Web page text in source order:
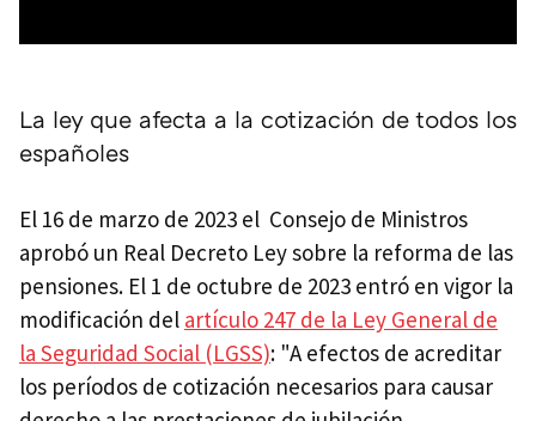
La ley que afecta a la cotización de todos los
españoles
El 16 de marzo de 2023 el Consejo de Ministros
aprobó un Real Decreto Ley sobre la reforma de las
pensiones. El 1 de octubre de 2023 entró en vigor la
modificación del artículo 247 de la Ley General de
la Seguridad Social (LGSS): "A efectos de acreditar
los períodos de cotización necesarios para causar